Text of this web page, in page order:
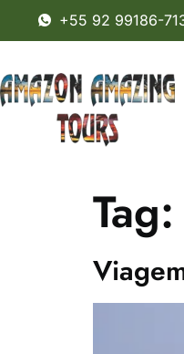
+55 92 99186-
Tag: